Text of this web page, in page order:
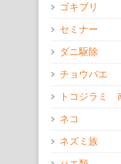
ゴキブリ
セミナー
ダニ駆除
チョウバエ
トコジラミ
ネコ
ネズミ族